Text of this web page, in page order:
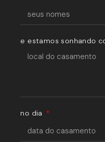
e estamos sonhando
no dia